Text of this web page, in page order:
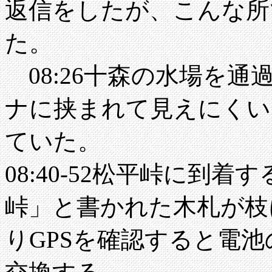
返信をしたが、こんな
た。
08:26十森の水場を通
ナに挟まれて見えにく
ていた。
08:40-52松平峠に到着
峠」と書かれた木札が
りGPSを確認すると電